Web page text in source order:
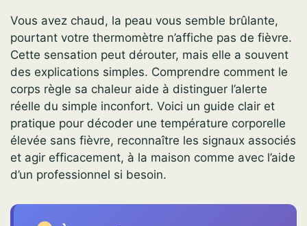
Vous avez chaud, la peau vous semble brûlante,
pourtant votre thermomètre n’affiche pas de fièvre.
Cette sensation peut dérouter, mais elle a souvent
des explications simples. Comprendre comment le
corps règle sa chaleur aide à distinguer l’alerte
réelle du simple inconfort. Voici un guide clair et
pratique pour décoder une température corporelle
élevée sans fièvre, reconnaître les signaux associés
et agir efficacement, à la maison comme avec l’aide
d’un professionnel si besoin.